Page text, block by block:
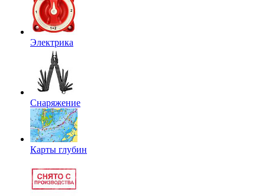
Электрика
Снаряжение
Карты глубин